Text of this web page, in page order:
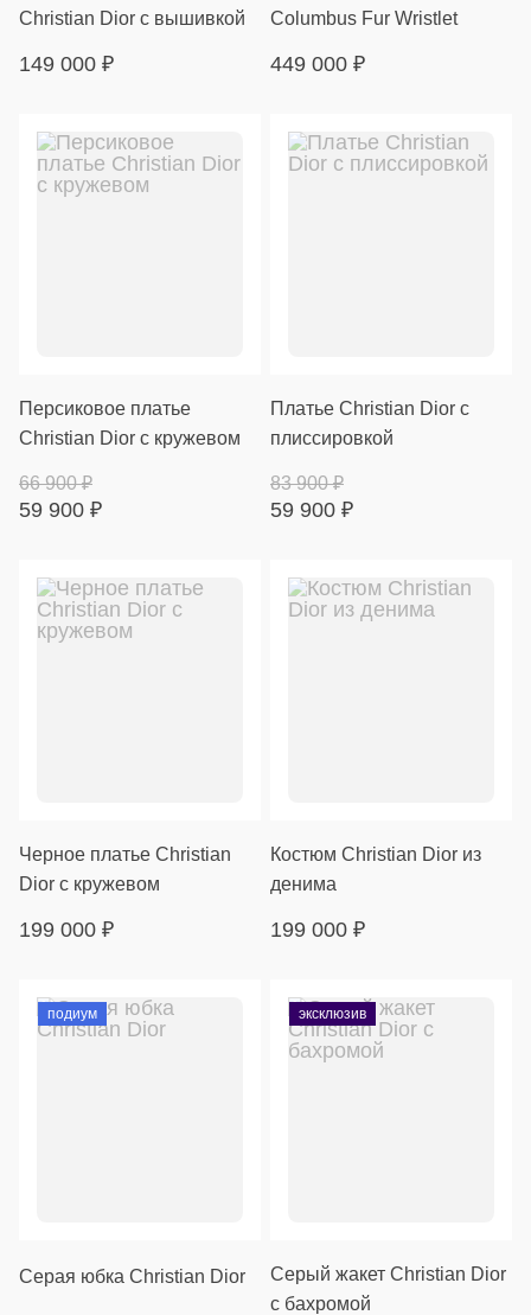
Christian Dior с вышивкой
149 000 ₽
Columbus Fur Wristlet
449 000 ₽
Персиковое платье
Christian Dior с кружевом
59 900 ₽
66 900₽
Платье Christian Dior с
плиссировкой
59 900 ₽
83 900₽
Черное платье Christian
Dior с кружевом
199 000 ₽
Костюм Christian Dior из
денима
199 000 ₽
подиум
Серая юбка Christian Dior
эксклюзив
Серый жакет Christian Dior
с бахромой